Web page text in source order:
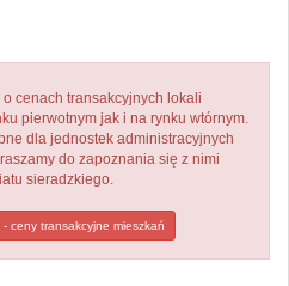
cenach transakcyjnych lokali
pierwotnym jak i na rynku wtórnym.
dla jednostek administracyjnych
do zapoznania się z nimi
sieradzkiego.
ceny transakcyjne mieszkań